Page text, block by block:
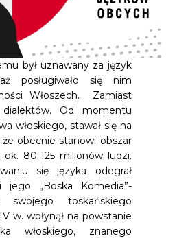
był uznawany za język
posługiwało się nim
Włoszech. Zamiast
Od momentu
włoskiego, stawał się na
obecnie stanowi obszar
80-125 milionów ludzi.
się języka odegrał
„Boska Komedia”-
swojego toskańskiego
w. wpłynął na powstanie
włoskiego, znanego